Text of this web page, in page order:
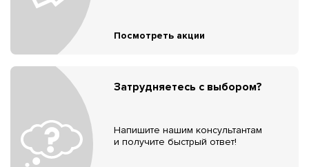
Посмотреть акции
Затрудняетесь с выбором?
Напишите нашим консультантам
и получите быстрый ответ!